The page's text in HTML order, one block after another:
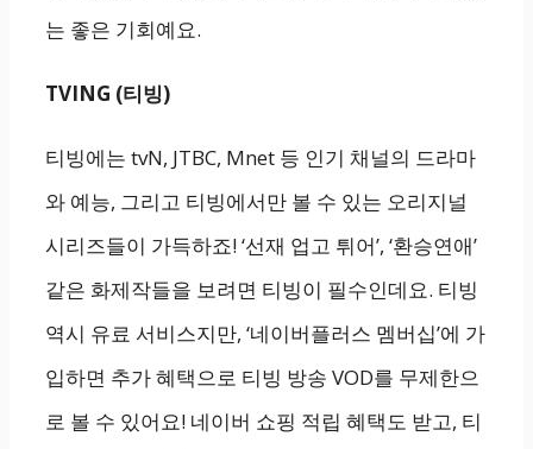
는 좋은 기회예요.
TVING (티빙)
티빙에는 tvN, JTBC, Mnet 등 인기 채널의 드라마
와 예능, 그리고 티빙에서만 볼 수 있는 오리지널
시리즈들이 가득하죠! ‘선재 업고 튀어’, ‘환승연애’
같은 화제작들을 보려면 티빙이 필수인데요. 티빙
역시 유료 서비스지만, ‘네이버플러스 멤버십’에 가
입하면 추가 혜택으로 티빙 방송 VOD를 무제한으
로 볼 수 있어요! 네이버 쇼핑 적립 혜택도 받고, 티